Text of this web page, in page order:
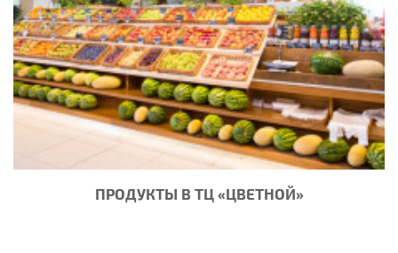
ПРОДУКТЫ В ТЦ «ЦВЕТНОЙ»